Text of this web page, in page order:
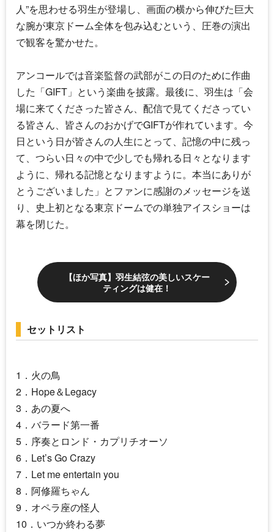
人”を思わせる羽生が登場し、画面の横から伸びた巨大
な腕が東京ドーム全体を包み込むという、圧巻の演出
で観客を驚かせた。
アンコールでは音楽監督の武部がこの日のために作曲
した「GIFT」という楽曲を披露。最後に、羽生は「会
場に来てくださった皆さん、配信で見てくださってい
る皆さん、皆さんのおかげでGIFTが作れています。今
日という日が皆さんの人生にとって、記憶の中に残っ
て、つらい日々の中で少しでも帰れる日々となります
ように、帰れる記憶となりますように。本当にありが
とうございました」とファンに感謝のメッセージを送
り、史上初となる東京ドームでの単独アイスショーは
幕を閉じた。
【ほか写真】羽生結弦の美しいスケー
ティングは健在！
セットリスト
1．火の鳥
2．Hope＆Legacy
3．あの夏へ
4．バラード第一番
5．序奏とロンド・カプリチオーソ
6．Let’s Go Crazy
7．Let me entertain you
8．阿修羅ちゃん
9．オペラ座の怪人
10．いつか終わる夢